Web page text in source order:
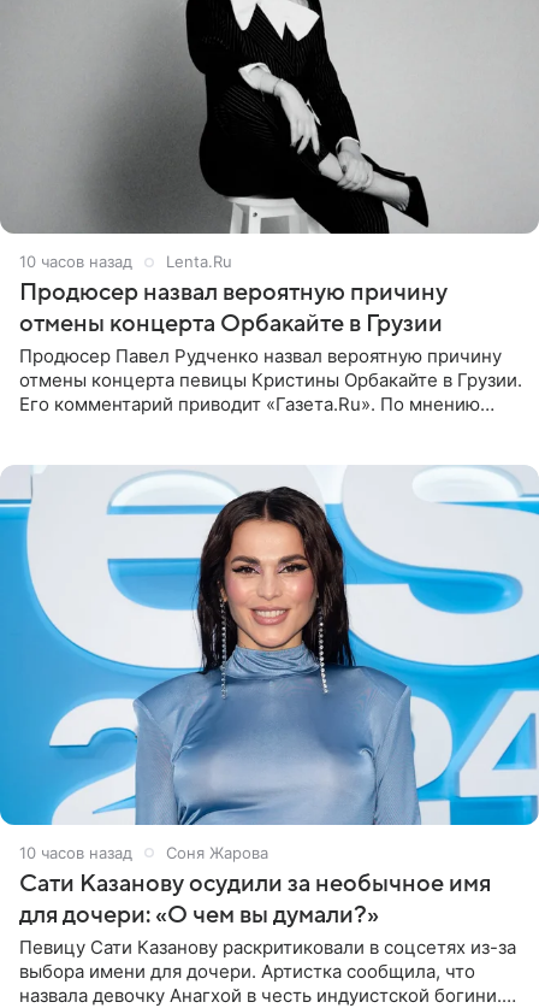
10 часов назад Lenta.Ru
Продюсер назвал вероятную причину
отмены концерта Орбакайте в Грузии
Продюсер Павел Рудченко назвал вероятную причину
отмены концерта певицы Кристины Орбакайте в Грузии.
Его комментарий приводит «Газета.Ru». По мнению
10 часов назад Соня Жарова
Сати Казанову осудили за необычное имя
для дочери: «О чем вы думали?»
Певицу Сати Казанову раскритиковали в соцсетях из-за
выбора имени для дочери. Артистка сообщила, что
назвала девочку Анагхой в честь индуистской богини.